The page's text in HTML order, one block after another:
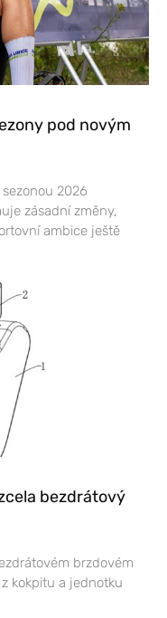
pod novým
2026
zásadní změny,
ambice ještě
bezdrátový
brzdovém
kokpitu a jednotku